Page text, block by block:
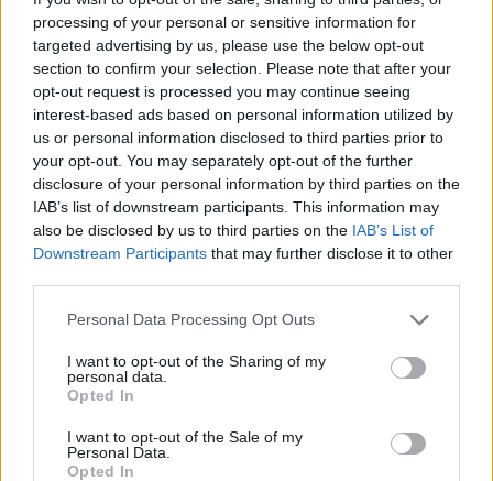
processing of your personal or sensitive information for
targeted advertising by us, please use the below opt-out
section to confirm your selection. Please note that after your
opt-out request is processed you may continue seeing
interest-based ads based on personal information utilized by
us or personal information disclosed to third parties prior to
your opt-out. You may separately opt-out of the further
disclosure of your personal information by third parties on the
IAB’s list of downstream participants. This information may
also be disclosed by us to third parties on the IAB’s List of
Downstream Participants that may further disclose it to other
Please note that this website/app uses one or more Google
not limited to your visit or usage behaviour. You may click to
grant or deny consent to Google and its third-party tags to
use your data for below specified purposes in below Google
consent section.
Personal Data Processing Opt Outs
I want to opt-out of the Sharing of my
personal data.
Opted In
I want to opt-out of the Sale of my
Personal Data.
Opted In
cliccandoqui
Sei già abbonato?
Puoi effettuare l'accesso andando nella
sezioneLogindal menù del sito o
cliccandoqui
Notizie in tempo reale?
Entra nel canale telegram di
GalluraOggi.it